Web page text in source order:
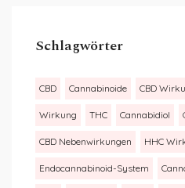
Schlagwörter
CBD Cannabinoide CBD
Wirkung THC Cannabidiol
CBD Nebenwirkungen HHC
Endocannabinoid-System